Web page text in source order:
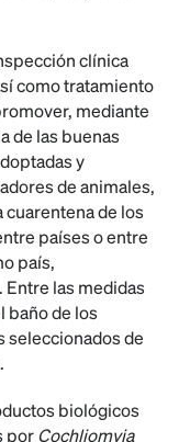
clínica
como tratamiento
mediante
de las buenas
y
de animales,
cuarentena de los
países o entre
país,
las medidas
baño de los
seleccionados de
biológicos
porCochliomyia